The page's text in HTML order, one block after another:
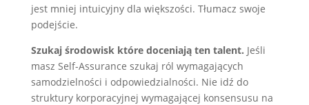
jest mniej intuicyjny dla większości. Tłumacz swoje
podejście.
Szukaj środowisk które doceniają ten talent. Jeśli
masz Self-Assurance szukaj ról wymagających
samodzielności i odpowiedzialności. Nie idź do
struktury korporacyjnej wymagającej konsensusu na